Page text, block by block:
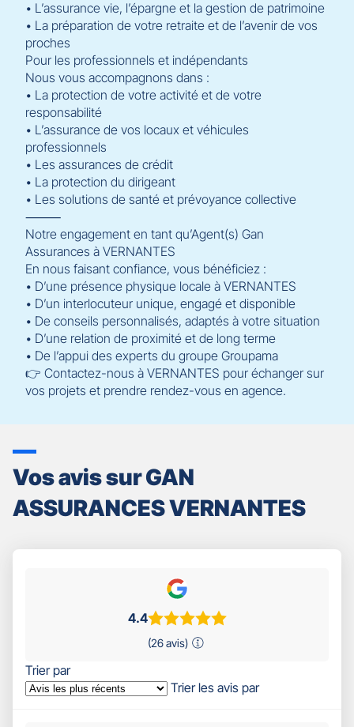
• L’assurance vie, l’épargne et la gestion de patrimoine
• La préparation de votre retraite et de l’avenir de vos
proches
Pour les professionnels et indépendants
Nous vous accompagnons dans :
• La protection de votre activité et de votre
responsabilité
• L’assurance de vos locaux et véhicules
professionnels
• Les assurances de crédit
• La protection du dirigeant
• Les solutions de santé et prévoyance collective
⸻
Notre engagement en tant qu’Agent(s) Gan
Assurances à VERNANTES
En nous faisant confiance, vous bénéficiez :
• D’une présence physique locale à VERNANTES
• D’un interlocuteur unique, engagé et disponible
• De conseils personnalisés, adaptés à votre situation
• D’une relation de proximité et de long terme
• De l’appui des experts du groupe Groupama
👉 Contactez-nous à VERNANTES pour échanger sur
vos projets et prendre rendez-vous en agence.
Vos avis sur GAN
ASSURANCES VERNANTES
4.4
(26 avis)
Trier par
Trier les avis par